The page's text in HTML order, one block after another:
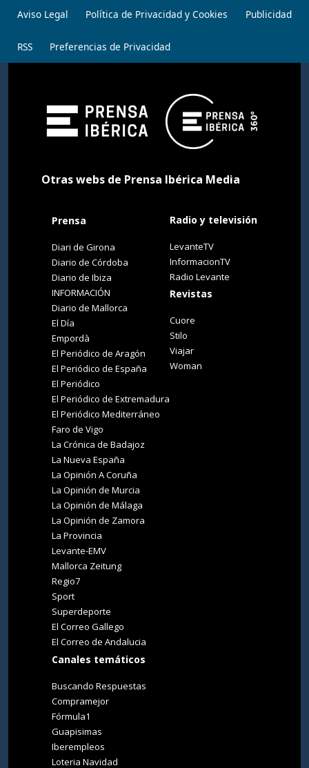
Aviso Legal Política de Privacidad y Cookies Publicidad
RSS Preferencias de Privacidad
Otras webs de Prensa Ibérica Media
Prensa
Diari de Girona
Diario de Córdoba
Diario de Ibiza
INFORMACIÓN
Diario de Mallorca
El Día
Empordà
El Periódico de Aragón
El Periódico de España
El Periódico
El Periódico de Extremadura
El Periódico Mediterráneo
Faro de Vigo
La Crónica de Badajoz
La Nueva España
La Opinión A Coruña
La Opinión de Murcia
La Opinión de Málaga
La Opinión de Zamora
La Provincia
Levante-EMV
Mallorca Zeitung
Regio7
Sport
Superdeporte
El Correo Gallego
El Correo de Andalucia
Canales temáticos
Buscando Respuestas
Compramejor
Fórmula1
Guapisimas
Iberempleos
Loteria Navidad
Radio y televisión
LevanteTV
InformacionTV
Radio Levante
Revistas
Cuore
Stilo
Viajar
Woman